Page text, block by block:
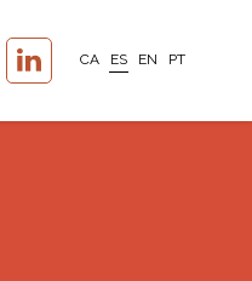
CA ES EN PT